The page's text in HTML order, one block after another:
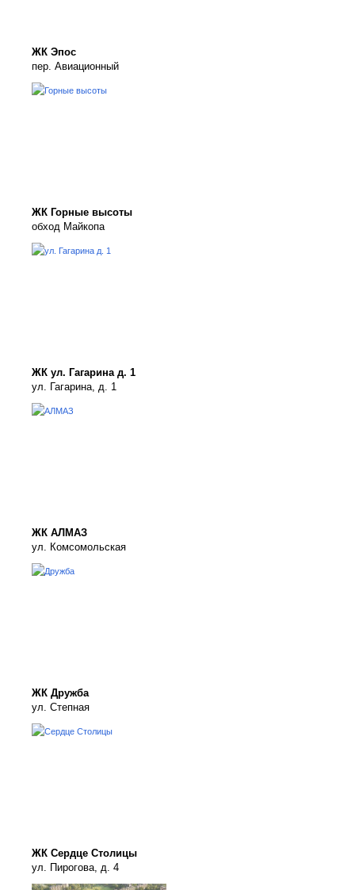
ЖК Эпос
пер. Авиационный
ЖК Горные высоты
обход Майкопа
ЖК ул. Гагарина д. 1
ул. Гагарина, д. 1
ЖК АЛМАЗ
ул. Комсомольская
ЖК Дружба
ул. Степная
ЖК Сердце Столицы
ул. Пирогова, д. 4